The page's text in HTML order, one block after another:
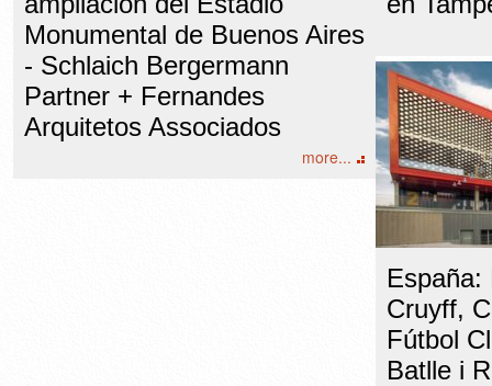
Monumental de Buenos Aires
- Schlaich Bergermann
Partner + Fernandes
Arquitetos Associados
more...
España:
Cruyff,
Fútbol
Batlle i